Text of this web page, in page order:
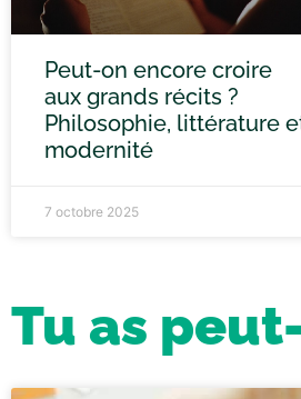
Peut-on encore croire
aux grands récits ?
Philosophie, littérature
modernité
7 octobre 2025
Tu as